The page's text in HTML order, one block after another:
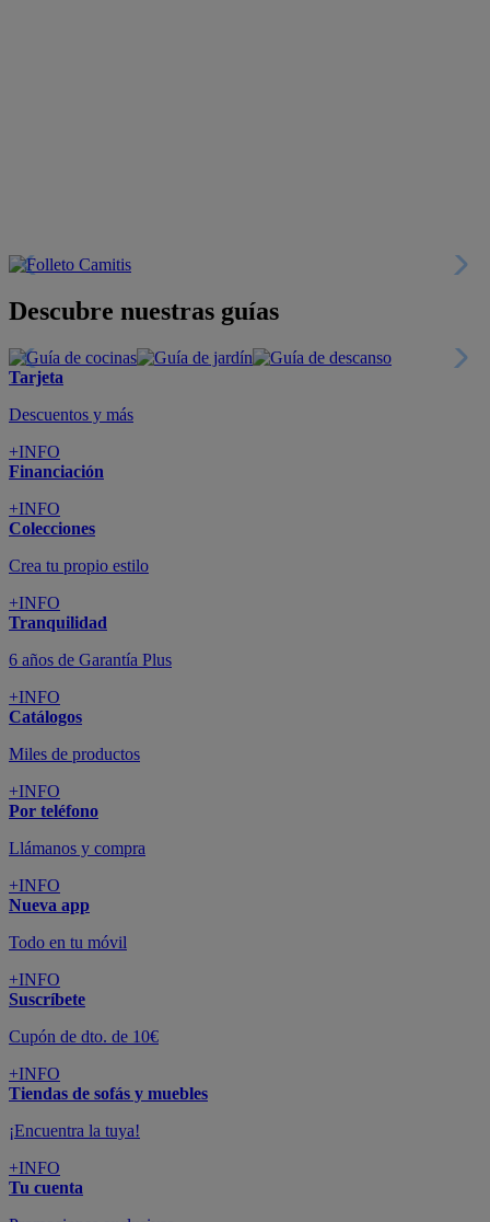
Descubre nuestras guías
Tarjeta
Descuentos y más
+INFO
Financiación
+INFO
Colecciones
Crea tu propio estilo
+INFO
Tranquilidad
6 años de Garantía Plus
+INFO
Catálogos
Miles de productos
+INFO
Por teléfono
Llámanos y compra
+INFO
Nueva app
Todo en tu móvil
+INFO
Suscríbete
Cupón de dto. de 10€
+INFO
Tiendas de sofás y muebles
¡Encuentra la tuya!
+INFO
Tu cuenta